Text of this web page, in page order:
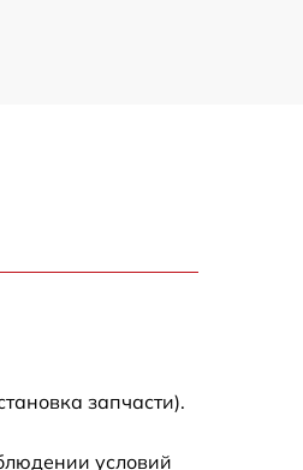
запчасти).
условий